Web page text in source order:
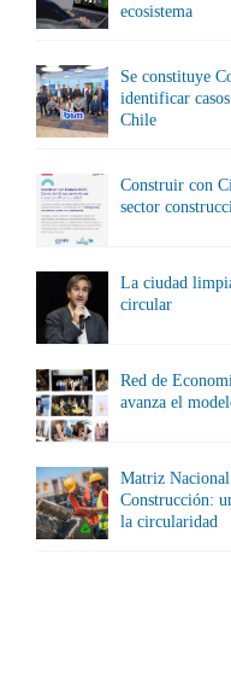
ecosistema
Se constituye
identificar
Chile
Construir con
sector
La ciudad
circular
Red de
avanza el
Matriz Nacional
Construcción:
la circularidad